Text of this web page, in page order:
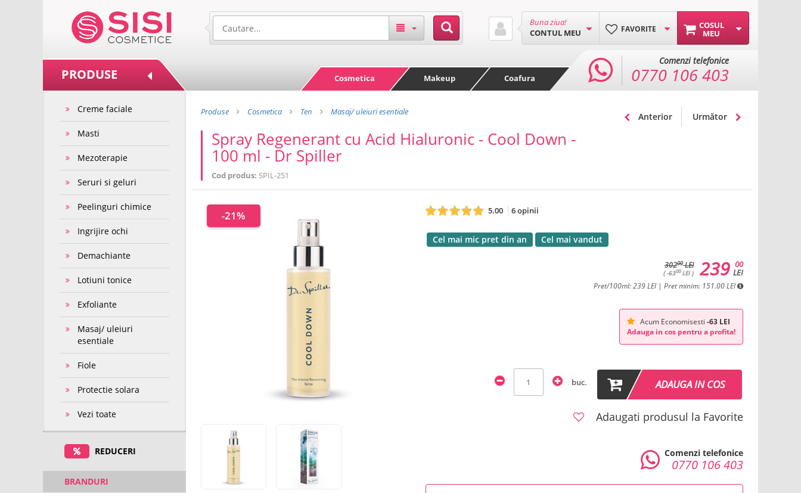
COSUL
MEU
FAVORITE
Buna ziua!
CONTUL MEU
PRODUSE Cosmetica Makeup Coafura
Comenzi telefonice
0770 106 403
Creme faciale
Masti
Mezoterapie
Seruri si geluri
Peelinguri chimice
Ingrijire ochi
Demachiante
Lotiuni tonice
Exfoliante
Masaj/ uleiuri
esentiale
Fiole
Protectie solara
Vezi toate
REDUCERI
BRANDURI
Produse Cosmetica Ten Masaj/ uleiuri esentiale
Spray Regenerant cu Acid Hialuronic - Cool Down -
100 ml - Dr Spiller
Cod produs: SPIL-251
Anterior Următor
-21% 5.00 6 opinii
Cel mai mic pret din an Cel mai vandut
30200LEI
( -6300LEI )
00
LEI
239
Pret/100ml: 239 LEI | Pret minim: 151.00 LEI
Acum Economisesti -63 LEI
Adauga in cos pentru a profita!
buc. ADAUGA IN COS
Adaugati produsul la Favorite
Comenzi telefonice
0770 106 403